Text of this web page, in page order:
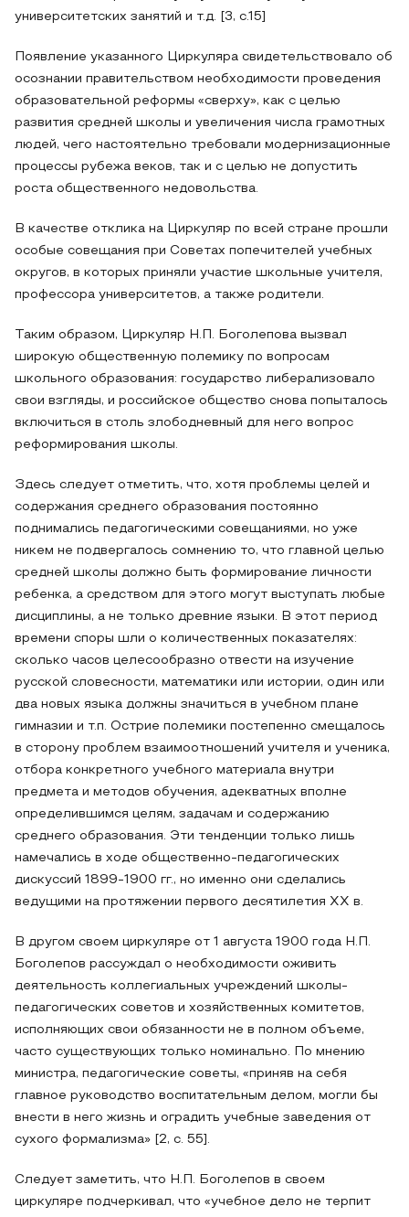
университетских занятий и т.д. [3, с.15]
Появление указанного Циркуляра свидетельствовало об
осознании правительством необходимости проведения
образовательной реформы «сверху», как с целью
развития средней школы и увеличения числа грамотных
людей, чего настоятельно требовали модернизационные
процессы рубежа веков, так и с целью не допустить
роста общественного недовольства.
В качестве отклика на Циркуляр по всей стране прошли
особые совещания при Советах попечителей учебных
округов, в которых приняли участие школьные учителя,
профессора университетов, а также родители.
Таким образом, Циркуляр Н.П. Боголепова вызвал
широкую общественную полемику по вопросам
школьного образования: государство либерализовало
свои взгляды, и российское общество снова попыталось
включиться в столь злободневный для него вопрос
реформирования школы.
Здесь следует отметить, что, хотя проблемы целей и
содержания среднего образования постоянно
поднимались педагогическими совещаниями, но уже
никем не подвергалось сомнению то, что главной целью
средней школы должно быть формирование личности
ребенка, а средством для этого могут выступать любые
дисциплины, а не только древние языки. В этот период
времени споры шли о количественных показателях:
сколько часов целесообразно отвести на изучение
русской словесности, математики или истории, один или
два новых языка должны значиться в учебном плане
гимназии и т.п. Острие полемики постепенно смещалось
в сторону проблем взаимоотношений учителя и ученика,
отбора конкретного учебного материала внутри
предмета и методов обучения, адекватных вполне
определившимся целям, задачам и содержанию
среднего образования. Эти тенденции только лишь
намечались в ходе общественно-педагогических
дискуссий 1899-1900 гг., но именно они сделались
ведущими на протяжении первого десятилетия XX в.
В другом своем циркуляре от 1 августа 1900 года Н.П.
Боголепов рассуждал о необходимости оживить
деятельность коллегиальных учреждений школы-
педагогических советов и хозяйственных комитетов,
исполняющих свои обязанности не в полном объеме,
часто существующих только номинально. По мнению
министра, педагогические советы, «приняв на себя
главное руководство воспитательным делом, могли бы
внести в него жизнь и оградить учебные заведения от
сухого формализма» [2, с. 55].
Следует заметить, что Н.П. Боголепов в своем
циркуляре подчеркивал, что «учебное дело не терпит